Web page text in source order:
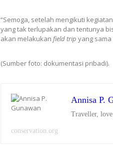
“Semoga, setelah mengikuti
yang tak terlupakan dan tentunya
akan melakukan field trip yang
(Sumber foto: dokumentasi pribadi).
Annisa P.
Traveller,
conservation.org